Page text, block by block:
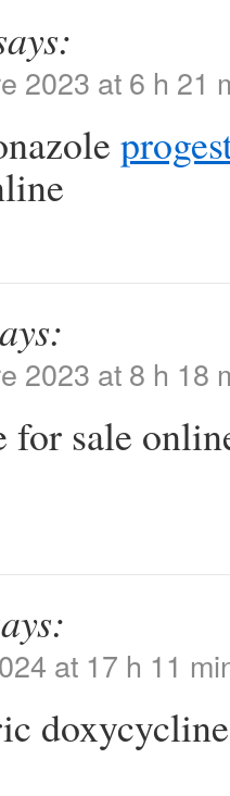
2023 at 6 h 21
2023 at 8 h 18
for sale
at 17 h 11